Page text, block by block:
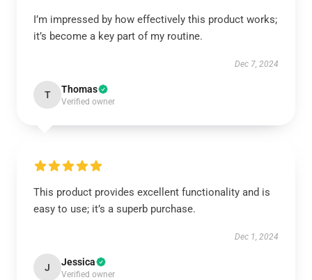
I’m impressed by how effectively this product works;
it’s become a key part of my routine.
Dec 7, 2024
T Thomas
Verified owner
This product provides excellent functionality and is
easy to use; it’s a superb purchase.
Dec 1, 2024
J Jessica
Verified owner